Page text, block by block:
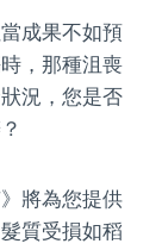
成果不如預
，那種沮喪
況，您是否
將為您提供
質受損如稻